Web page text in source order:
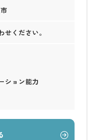
せください。
ション能力